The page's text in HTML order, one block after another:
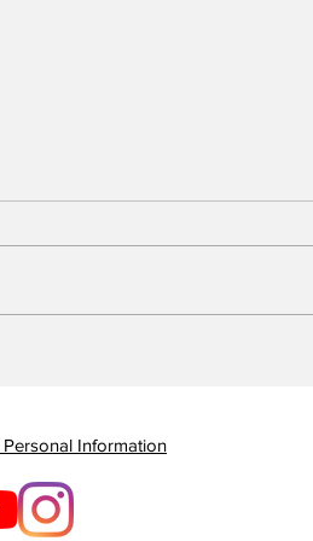
Information